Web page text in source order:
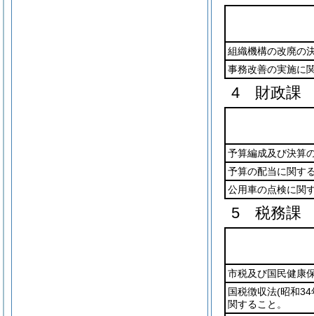
組織機構の改廃の
事務改善の実施に
4 財政課
予算編成及び決算
予算の配当に関す
公用車の点検に関
5 税務課
市税及び国民健康
国税徴収法(昭和34
関すること。